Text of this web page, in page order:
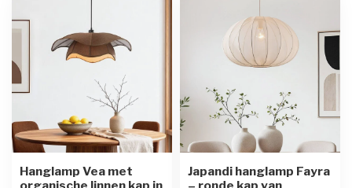
Hanglamp Vea met
Japandi hanglamp Fayra